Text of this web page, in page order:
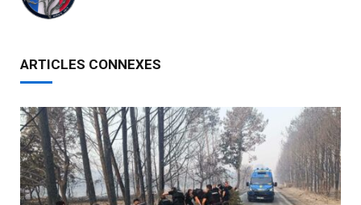
ARTICLES CONNEXES